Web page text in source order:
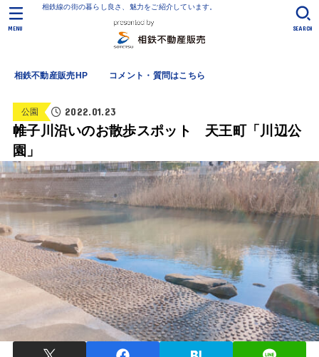
相鉄線の街の暮らし良さ、魅力をご紹介しています。
相鉄不動産販売HP コメント・質問はこちら
SEARCH
MENU
公園 2022.01.23
帷子川沿いのお散歩スポット 天王町「川辺公
園」